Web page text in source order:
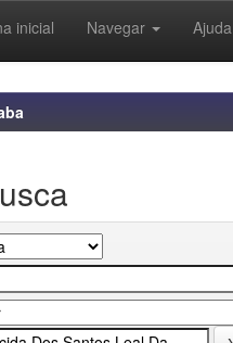
inicial Navegar Ajuda